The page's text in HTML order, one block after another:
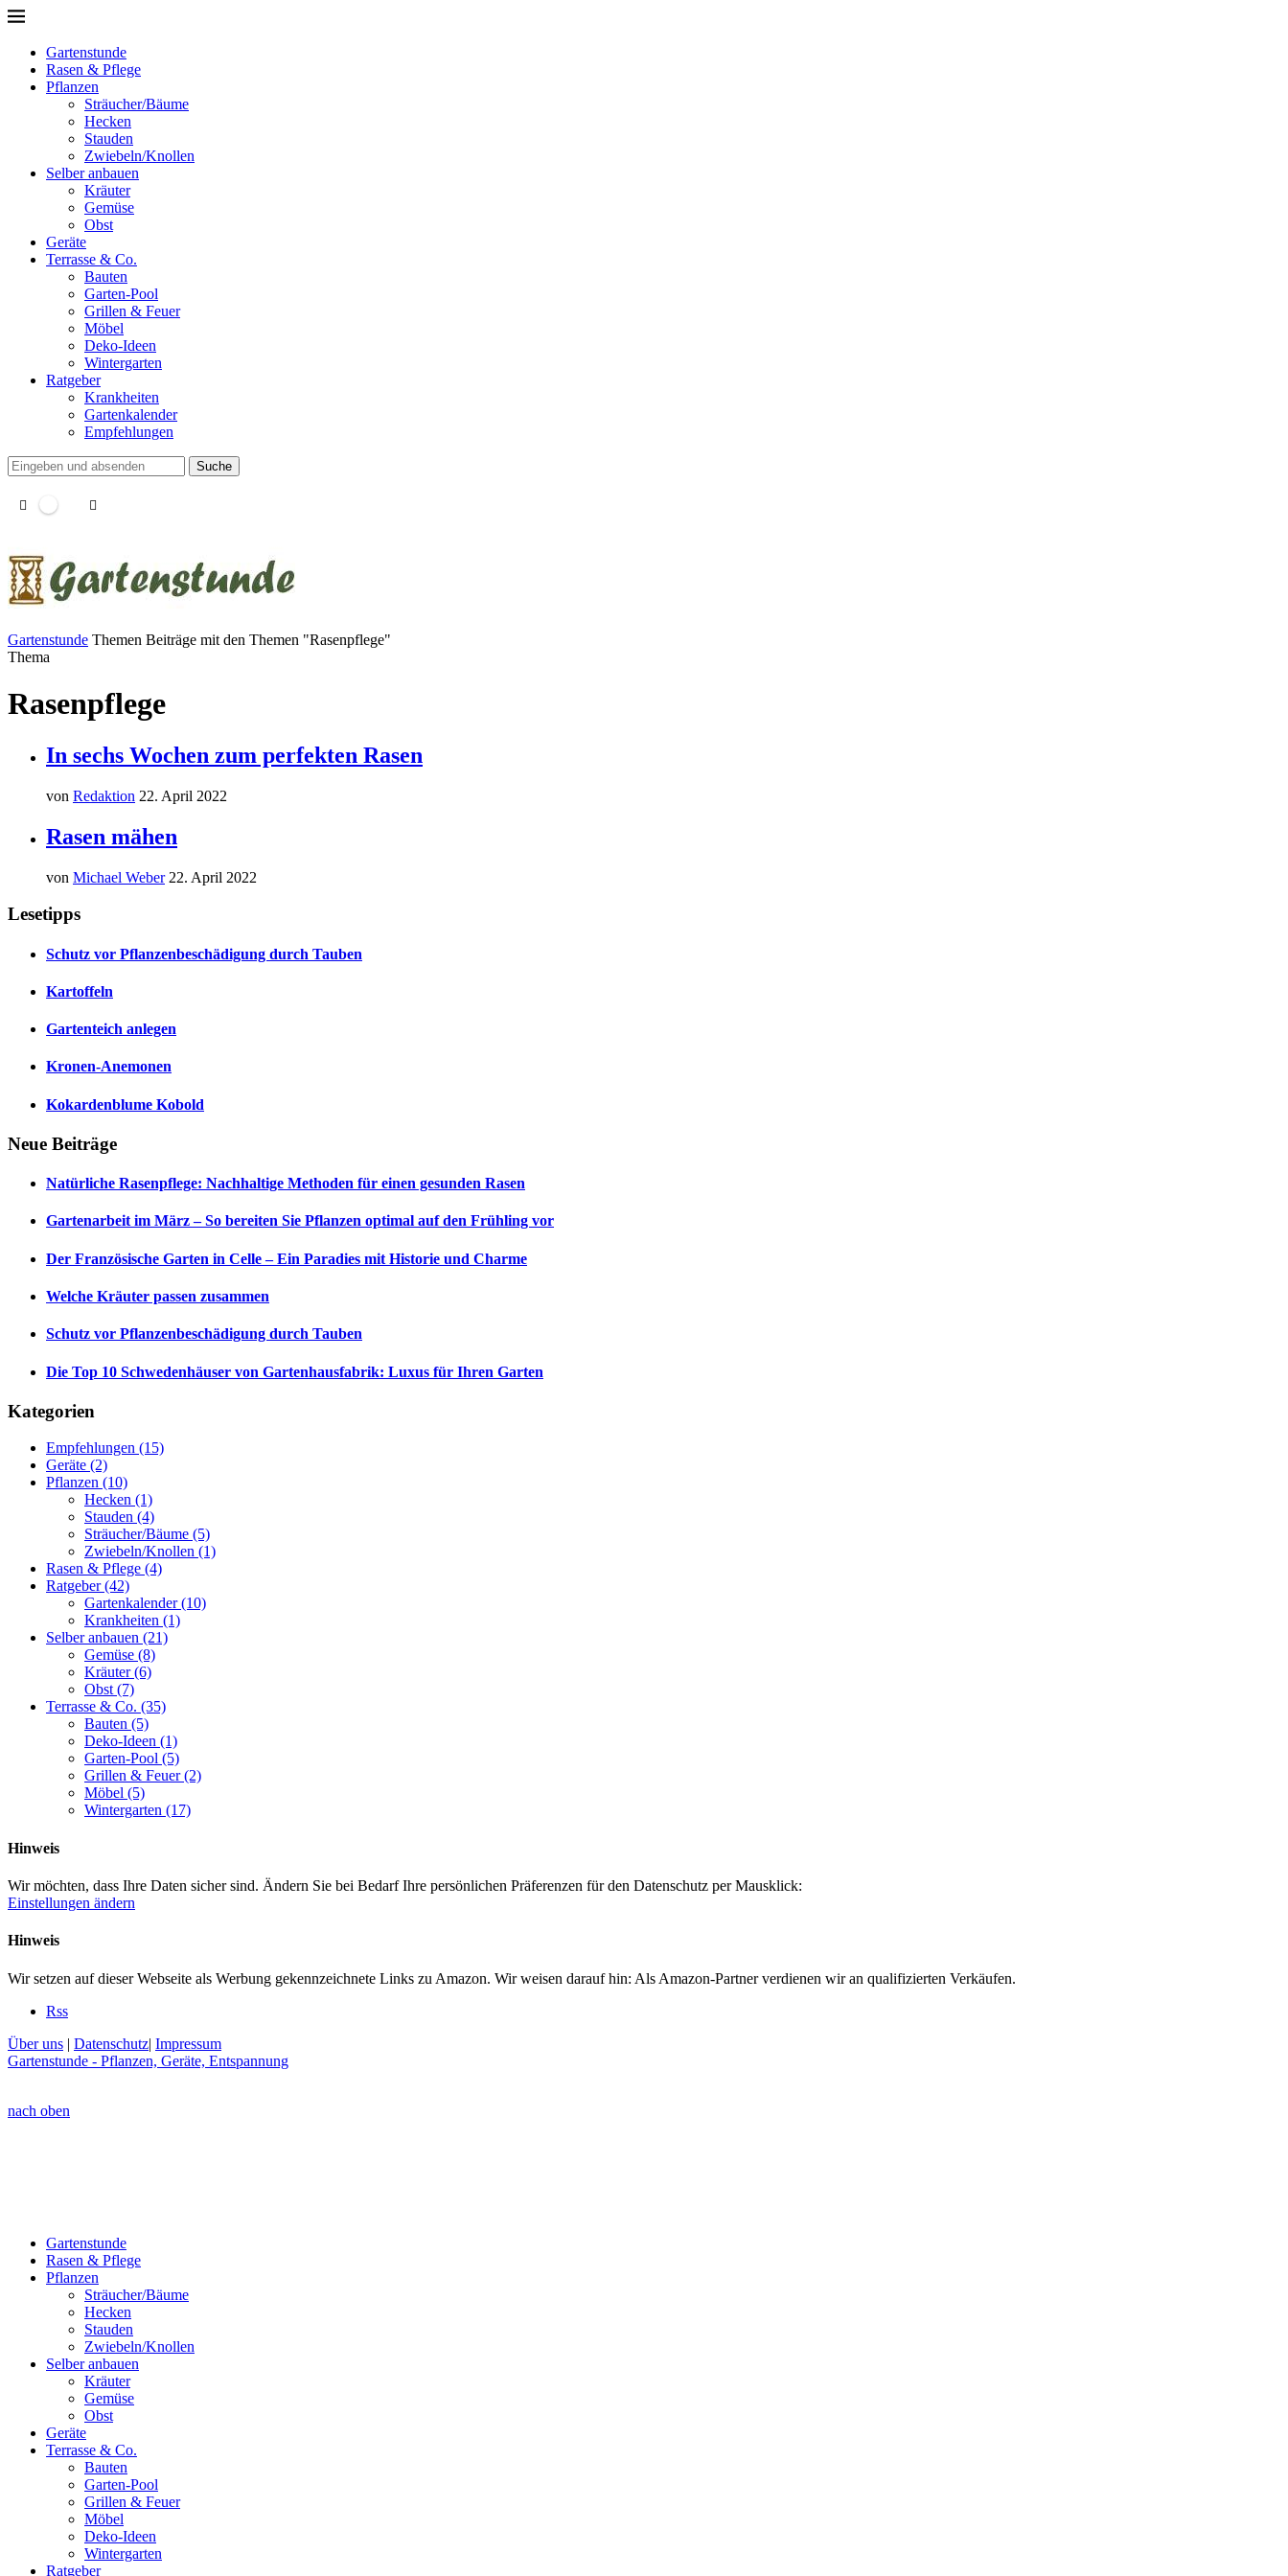
Gartenstunde
Rasen & Pflege
Pflanzen
Sträucher/Bäume
Hecken
Stauden
Zwiebeln/Knollen
Selber anbauen
Kräuter
Gemüse
Obst
Geräte
Terrasse & Co.
Bauten
Garten-Pool
Grillen & Feuer
Möbel
Deko-Ideen
Wintergarten
Ratgeber
Krankheiten
Gartenkalender
Empfehlungen
Suche
Gartenstunde Themen Beiträge mit den Themen "Rasenpflege"
Thema
Rasenpflege
In sechs Wochen zum perfekten Rasen
von Redaktion 22. April 2022
Rasen mähen
von Michael Weber 22. April 2022
Lesetipps
Schutz vor Pflanzenbeschädigung durch Tauben
Kartoffeln
Gartenteich anlegen
Kronen-Anemonen
Kokardenblume Kobold
Neue Beiträge
Natürliche Rasenpflege: Nachhaltige Methoden für einen gesunden Rasen
Gartenarbeit im März – So bereiten Sie Pflanzen optimal auf den Frühling vor
Der Französische Garten in Celle – Ein Paradies mit Historie und Charme
Welche Kräuter passen zusammen
Schutz vor Pflanzenbeschädigung durch Tauben
Die Top 10 Schwedenhäuser von Gartenhausfabrik: Luxus für Ihren Garten
Kategorien
Empfehlungen (15)
Geräte (2)
Pflanzen (10)
Hecken (1)
Stauden (4)
Sträucher/Bäume (5)
Zwiebeln/Knollen (1)
Rasen & Pflege (4)
Ratgeber(42)
Gartenkalender(10)
Krankheiten (1)
Selber anbauen (21)
Gemüse (8)
Kräuter(6)
Obst(7)
Terrasse & Co. (35)
Bauten (5)
Deko-Ideen (1)
Garten-Pool (5)
Grillen & Feuer(2)
Möbel (5)
Wintergarten (17)
Hinweis
Wir möchten, dass Ihre Daten sicher sind. Ändern Sie bei Bedarf Ihre persönlichen Präferenzen für den Datenschutz per Mausklick:
Einstellungen ändern
Hinweis
Wir setzen auf dieser Webseite als Werbung gekennzeichnete Links zu Amazon. Wir weisen darauf hin: Als Amazon-Partner verdienen wir an qualifizierten Verkäufen.
Rss
Über uns | Datenschutz| Impressum
Gartenstunde - Pflanzen, Geräte, Entspannung
nach oben
Gartenstunde
Rasen & Pflege
Pflanzen
Sträucher/Bäume
Hecken
Stauden
Zwiebeln/Knollen
Selber anbauen
Kräuter
Gemüse
Obst
Geräte
Terrasse & Co.
Bauten
Garten-Pool
Grillen & Feuer
Möbel
Deko-Ideen
Wintergarten
Ratgeber